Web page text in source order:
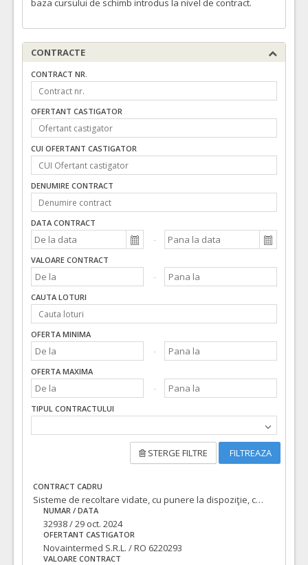
baza cursului de schimb introdus la nivel de contract.
CONTRACTE
CONTRACT NR.
OFERTANT CASTIGATOR
CUI OFERTANT CASTIGATOR
DENUMIRE CONTRACT
DATA CONTRACT
VALOARE CONTRACT
CAUTA LOTURI
OFERTA MINIMA
OFERTA MAXIMA
TIPUL CONTRACTULUI
STERGE FILTRE FILTREAZA
CONTRACT CADRU
Sisteme de recoltare vidate, cu punere la dispoziţie, cu titlu gratuit, a doua analizoare automate pentru determinarea valorii de sedimentare a hematiilor si a factorului de anemie din sangele uman
NUMAR / DATA
32938 / 29 oct. 2024
OFERTANT CASTIGATOR
Novaintermed S.R.L. / RO 6220293
VALOARE CONTRACT